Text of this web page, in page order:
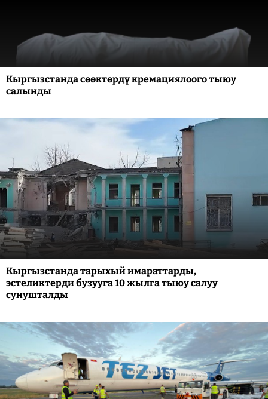
Кыргызстанда сөөктөрдү кремациялоого тыюу
салынды
Кыргызстанда тарыхый имараттарды,
эстеликтерди бузууга 10 жылга тыюу салуу
сунушталды